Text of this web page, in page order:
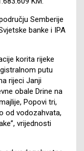
Semberije
banke i IPA
korita rijeke
putu
rijeci Janji
obale Drine na
Popovi tri,
od vodozahvata,
vrijednosti